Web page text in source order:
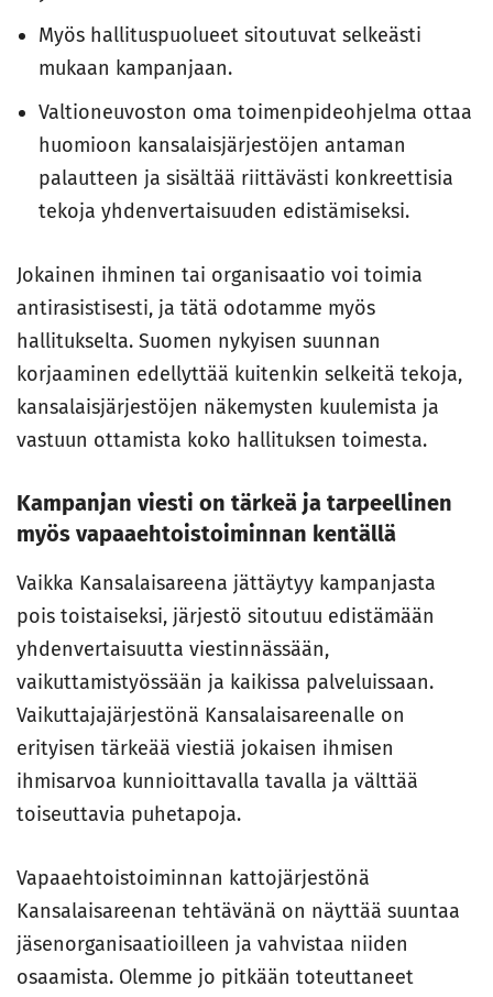
Myös hallituspuolueet sitoutuvat selkeästi
mukaan kampanjaan.
Valtioneuvoston oma toimenpideohjelma ottaa
huomioon kansalaisjärjestöjen antaman
palautteen ja sisältää riittävästi konkreettisia
tekoja yhdenvertaisuuden edistämiseksi.
Jokainen ihminen tai organisaatio voi toimia
antirasistisesti, ja tätä odotamme myös
hallitukselta. Suomen nykyisen suunnan
korjaaminen edellyttää kuitenkin selkeitä tekoja,
kansalaisjärjestöjen näkemysten kuulemista ja
vastuun ottamista koko hallituksen toimesta.
Kampanjan viesti on tärkeä ja tarpeellinen
myös vapaaehtoistoiminnan kentällä
Vaikka Kansalaisareena jättäytyy kampanjasta
pois toistaiseksi, järjestö sitoutuu edistämään
yhdenvertaisuutta viestinnässään,
vaikuttamistyössään ja kaikissa palveluissaan.
Vaikuttajajärjestönä Kansalaisareenalle on
erityisen tärkeää viestiä jokaisen ihmisen
ihmisarvoa kunnioittavalla tavalla ja välttää
toiseuttavia puhetapoja.
Vapaaehtoistoiminnan kattojärjestönä
Kansalaisareenan tehtävänä on näyttää suuntaa
jäsenorganisaatioilleen ja vahvistaa niiden
osaamista. Olemme jo pitkään toteuttaneet